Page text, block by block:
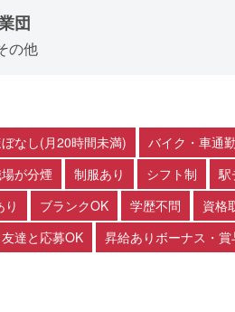
団
の他
なし(月20時間未満)
バイク・車通
が分煙 制服あり シフト制
駅
り
ブランクOK 学歴不問
資格
友達と応募OK 昇給ありボーナス・